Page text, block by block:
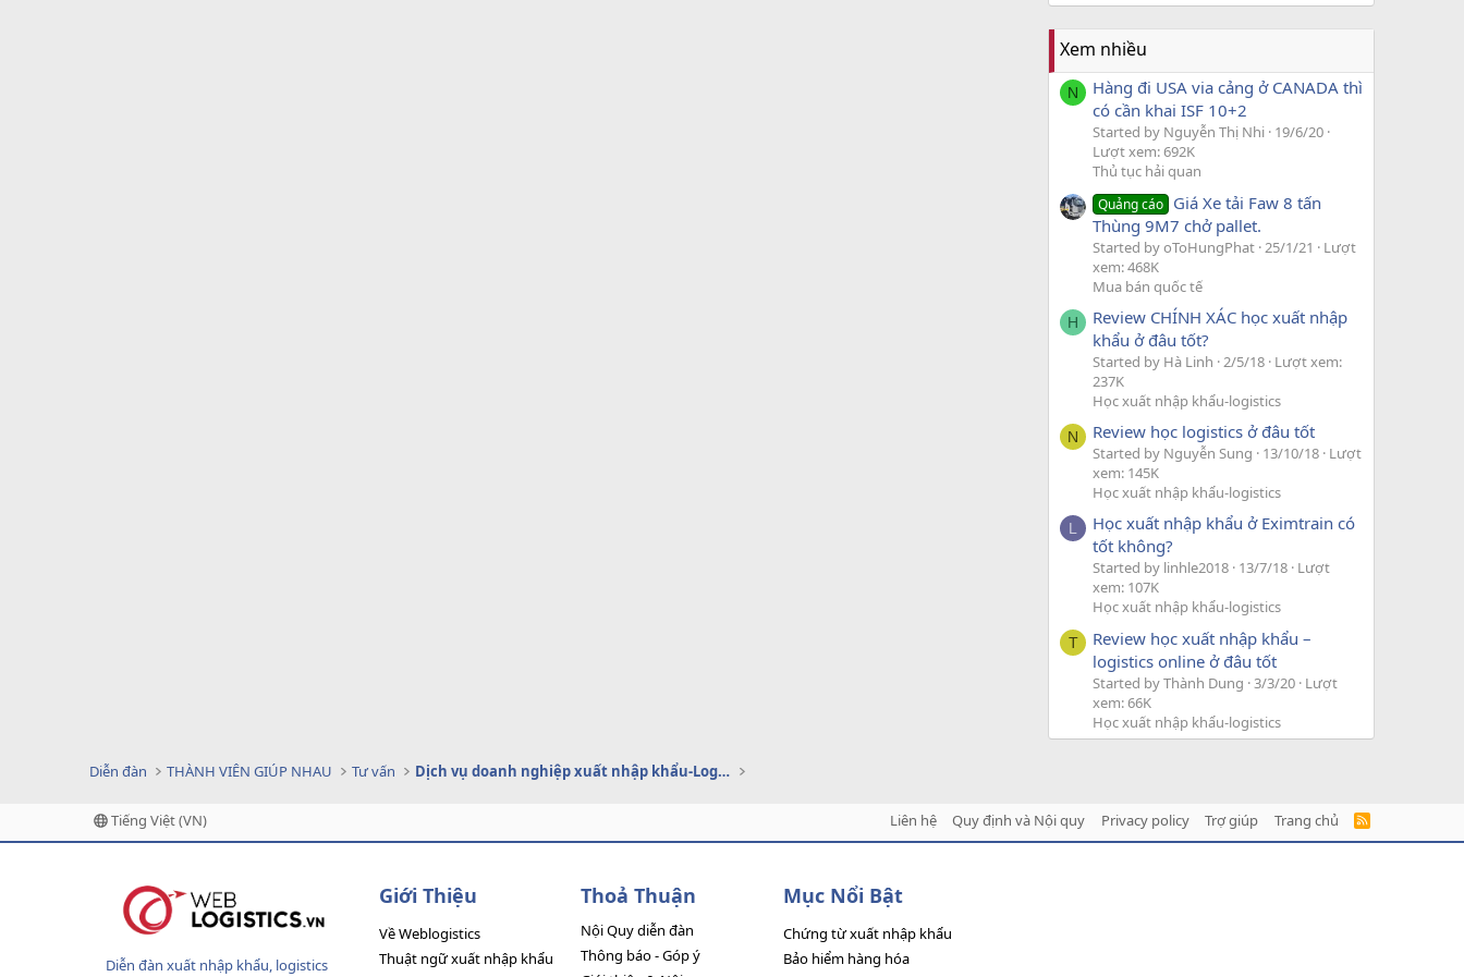
Xem nhiều
N
Hàng đi USA via cảng ở CANADA thì
có cần khai ISF 10+2
Started by Nguyễn Thị Nhi 19/6/20
Lượt xem: 692K
Thủ tục hải quan
Quảng cáo Giá Xe tải Faw 8 tấn
Thùng 9M7 chở pallet.
Started by oToHungPhat 25/1/21
Lượt
xem: 468K
Mua bán quốc tế
H
Review CHÍNH XÁC học xuất nhập
khẩu ở đâu tốt?
Started by Hà Linh 2/5/18 Lượt xem:
237K
Học xuất nhập khẩu-logistics
N Review học logistics ở đâu tốt
Started by Nguyễn Sung 13/10/18 Lượt
xem: 145K
Học xuất nhập khẩu-logistics
L
Học xuất nhập khẩu ở Eximtrain có
tốt không?
Started by linhle2018 13/7/18 Lượt
xem: 107K
Học xuất nhập khẩu-logistics
T
Review học xuất nhập khẩu –
logistics online ở đâu tốt
Started by Thành Dung 3/3/20 Lượt
xem: 66K
Học xuất nhập khẩu-logistics
Diễn đàn THÀNH VIÊN GIÚP NHAU Tư vấn Dịch vụ doanh nghiệp xuất nhập khẩu-Logistics
Tiếng Việt (VN) Liên hệ Quy định và Nội quy Privacy policy Trợ giúp Trang chủ
R
Diễn đàn xuất nhập khẩu, logistics
Giới Thiệu
Về Weblogistics
Thuật ngữ xuất nhập khẩu
Thoả Thuận
Nội Quy diễn đàn
Thông báo - Góp ý
Mục Nổi Bật
Chứng từ xuất nhập khẩu
Bảo hiểm hàng hóa